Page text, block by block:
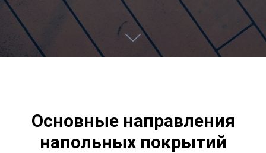
Основные направления
напольных покрытий